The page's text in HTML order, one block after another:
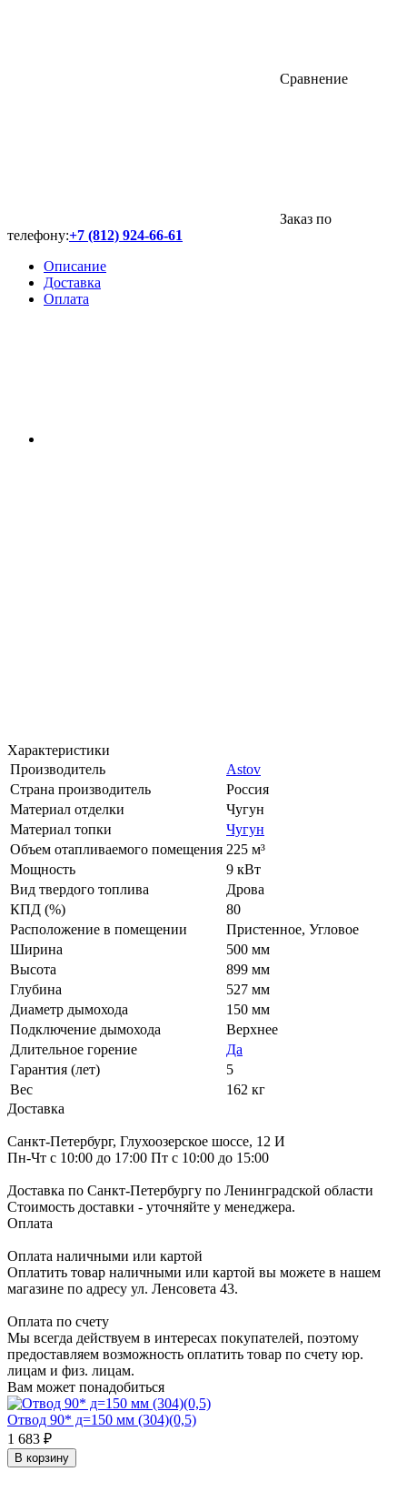
Сравнение
Заказ по
телефону:+7 (812) 924-66-61
Описание
Доставка
Оплата
Характеристики
Производитель
Astov
Страна производитель
Россия
Материал отделки
Чугун
Материал топки
Чугун
Объем отапливаемого помещения 225 м³
Мощность
9 кВт
Вид твердого топлива
Дрова
КПД (%)
80
Расположение в помещении
Пристенное, Угловое
Ширина
500 мм
Высота
899 мм
Глубина
527 мм
Диаметр дымохода
150 мм
Подключение дымохода
Верхнее
Длительное горение
Да
Гарантия (лет)
5
Вес
162 кг
Доставка
Санкт-Петербург, Глухоозерское шоссе, 12 И
Пн-Чт с 10:00 до 17:00 Пт с 10:00 до 15:00
Доставка по Санкт-Петербургу по Ленинградской области
Стоимость доставки - уточняйте у менеджера.
Оплата
Оплата наличными или картой
Оплатить товар наличными или картой вы можете в нашем
магазине по адресу ул. Ленсовета 43.
Оплата по счету
Мы всегда действуем в интересах покупателей, поэтому
предоставляем возможность оплатить товар по счету юр.
лицам и физ. лицам.
Вам может понадобиться
Отвод 90* д=150 мм (304)(0,5)
1 683 ₽
В корзину